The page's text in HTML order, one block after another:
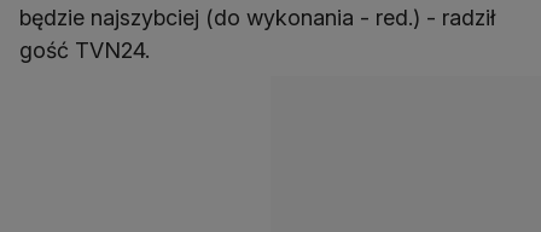
będzie najszybciej (do wykonania - red.) - radził
gość TVN24.